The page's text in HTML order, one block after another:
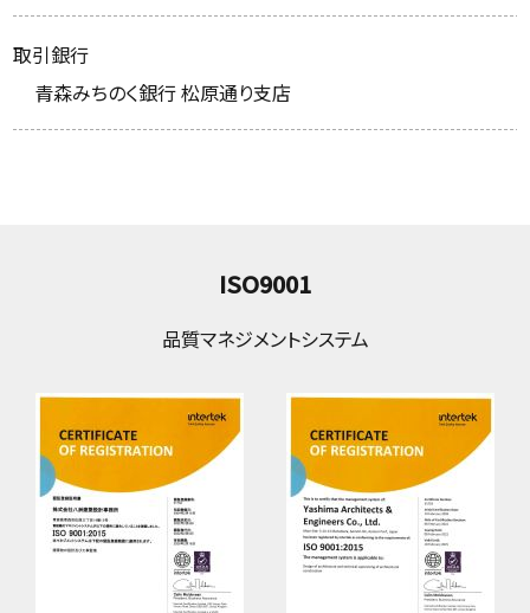
取引銀行
青森みちのく銀行 松原通り支店
ISO9001
品質マネジメントシステム